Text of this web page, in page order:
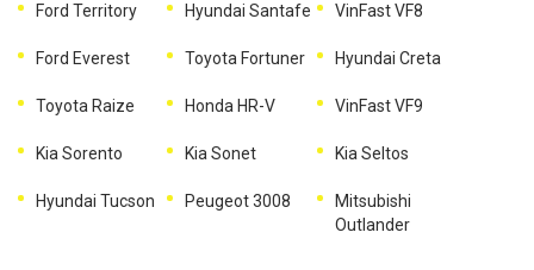
Ford Territory Hyundai Santafe VinFast VF8
Ford Everest Toyota Fortuner Hyundai Creta
Toyota Raize Honda HR-V VinFast VF9
Kia Sorento Kia Sonet Kia Seltos
Hyundai Tucson Peugeot 3008
Mitsubishi
Outlander